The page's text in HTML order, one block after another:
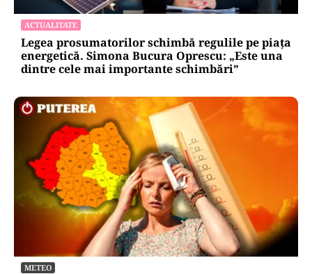
ACTUALITATE
Legea prosumatorilor schimbă regulile pe piața
energetică. Simona Bucura Oprescu: „Este una
dintre cele mai importante schimbări”
METEO